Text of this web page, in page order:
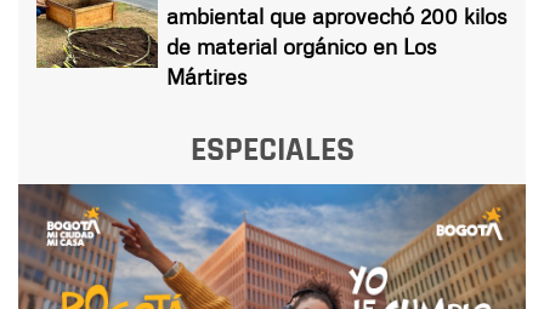
ambiental que aprovechó 200 kilos
de material orgánico en Los
Mártires
ESPECIALES